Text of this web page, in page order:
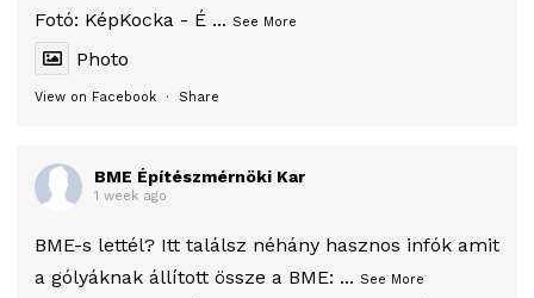
Fotó: KépKocka - É ... See More
Photo
View on Facebook · Share
BME Építészmérnöki Kar
1 week ago
BME-s lettél? Itt találsz néhány hasznos infók amit
a gólyáknak állított össze a BME: ... See More